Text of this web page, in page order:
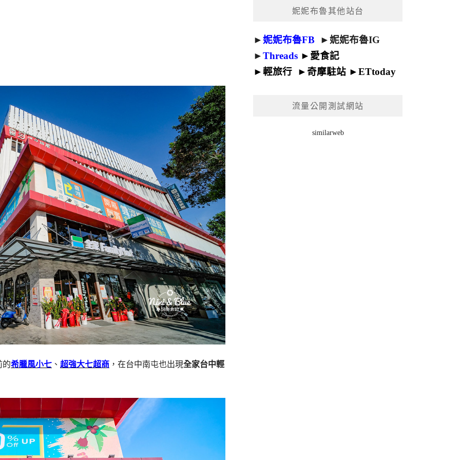
的希臘風小七 、 超強大七超商 ，在台中南屯也出現全家台中輕
妮妮布魯其他站台
►妮妮布魯FB ►妮妮布魯IG
►Threads ► 愛食記
►輕旅行 ► 奇摩駐站 ►ETtoday
流量公開測試網站
similarweb